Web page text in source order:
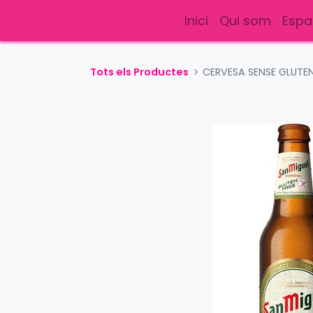
Inici Qui som
Tots els Productes CERVESA SENSE